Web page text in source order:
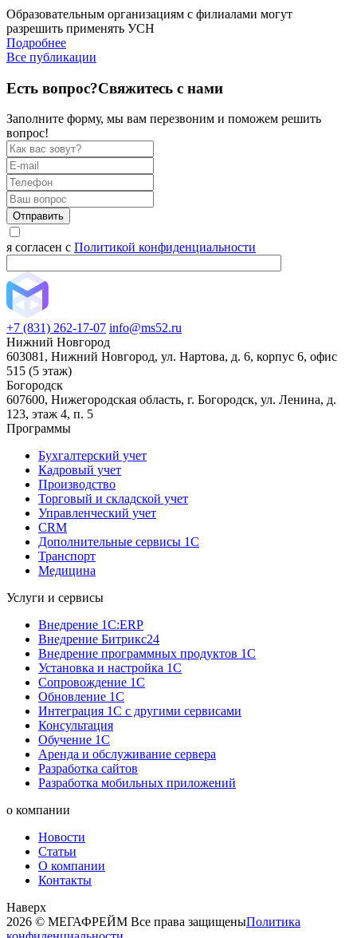
Образовательным организациям с филиалами могут
разрешить применять УСН
Подробнее
Все публикации
Есть вопрос?Свяжитесь с нами
Заполните форму, мы вам перезвоним и поможем решить
вопрос!
Отправить
я согласен с Политикой конфиденциальности
+7 (831) 262-17-07 info@ms52.ru
Нижний Новгород
603081, Нижний Новгород, ул. Нартова, д. 6, корпус 6, офис
515 (5 этаж)
Богородск
607600, Нижегородская область, г. Богородск, ул. Ленина, д.
123, этаж 4, п. 5
Программы
Бухгалтерский учет
Кадровый учет
Производство
Торговый и складской учет
Управленческий учет
CRM
Дополнительные сервисы 1С
Транспорт
Медицина
Услуги и сервисы
Внедрение 1С:ERP
Внедрение Битрикс24
Внедрение программных продуктов 1С
Установка и настройка 1С
Сопровождение 1С
Обновление 1С
Интеграция 1С с другими сервисами
Консультация
Обучение 1С
Аренда и обслуживание сервера
Разработка сайтов
Разработка мобильных приложений
о компании
Новости
Статьи
О компании
Контакты
Наверх
2026 © МЕГАФРЕЙМ Все права защищеныПолитика